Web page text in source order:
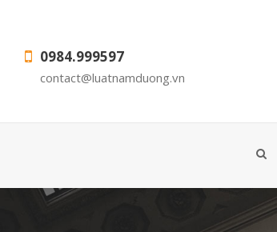
0984.999597
contact@luatnamduong.vn